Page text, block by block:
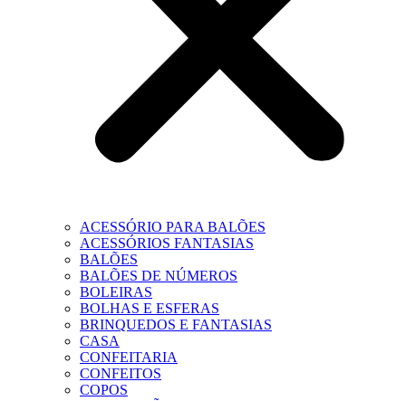
ACESSÓRIO PARA BALÕES
ACESSÓRIOS FANTASIAS
BALÕES
BALÕES DE NÚMEROS
BOLEIRAS
BOLHAS E ESFERAS
BRINQUEDOS E FANTASIAS
CASA
CONFEITARIA
CONFEITOS
COPOS